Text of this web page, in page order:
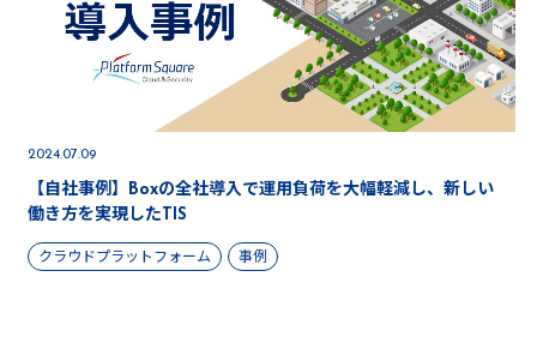
2024.07.09
【自社事例】Boxの全社導入で運用負荷を大幅軽減し、新しい
働き方を実現したTIS
クラウドプラットフォーム 事例